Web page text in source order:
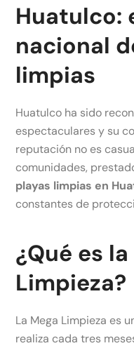
Huatulco:
nacional
limpias
Huatulco ha sido
espectaculares y su
reputación no es
comunidades,
playas limpias en
constantes de
¿Qué es
Limpieza?
La Mega Limpieza es
realiza cada tres